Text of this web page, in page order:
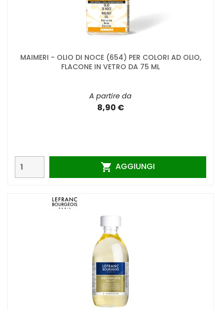
MAIMERI - OLIO DI NOCE (654) PER COLORI AD OLIO,
FLACONE IN VETRO DA 75 ML
A partire da
8,90 €
 AGGIUNGI